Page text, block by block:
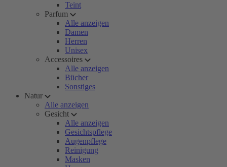
Teint
Parfum
Alle anzeigen
Damen
Herren
Unisex
Accessoires
Alle anzeigen
Bücher
Sonstiges
Natur
Alle anzeigen
Gesicht
Alle anzeigen
Gesichtspflege
Augenpflege
Reinigung
Masken